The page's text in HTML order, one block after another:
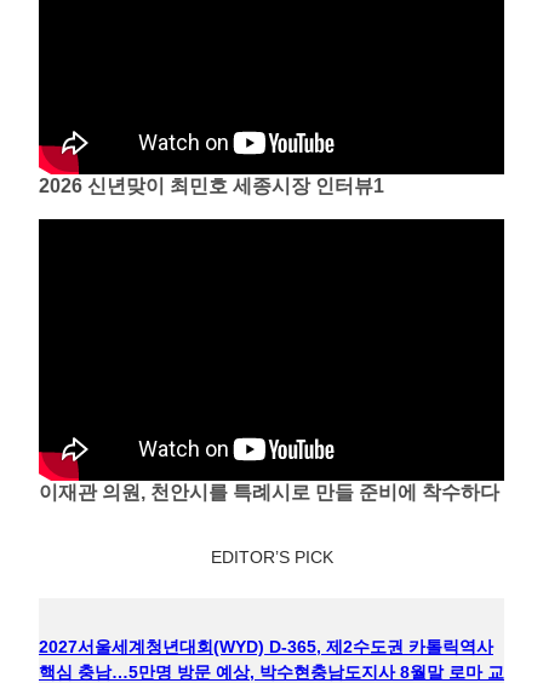
2026 신년맞이 최민호 세종시장 인터뷰1
이재관 의원, 천안시를 특례시로 만들 준비에 착수하다
EDITOR’S PICK
2027서울세계청년대회(WYD) D-365, 제2수도권 카톨릭역사
핵심 충남…5만명 방문 예상, 박수현충남도지사 8월말 로마 교